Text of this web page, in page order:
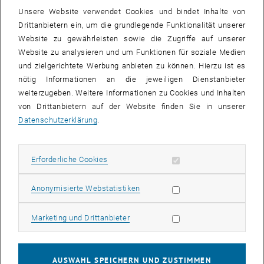
sich um einen der Plätze für das kommende Jahr zu bewerben.
Das Programm basiert zu einem großen Teil auf Selbsterfahrung.
Durch den Einsatz unterschiedlicher Simulationstools erleben die
Studierenden – begleitet von erfahrenen Mentoren – ganz
persönlich den Alltag von Menschen mit Behinderungen und die
sich jeweils stellenden Herausforderungen und Barrieren. Den
zentralen Höhepunkt bildet der von den Studierenden selbst
Austausch mit Experten reflektiert, aufbereitet und präsentiert. Den
Abschluss bildet die feierliche Überreichung der Zertifikate. Die
Kosten für die Teilnahme werden so gering als möglich gehalten,
eine Förderung im Rahmen von Erasmus+ ist möglich.
Konversationssprache ist Englisch.
„Die an der Summer School teilnehmenden Studierenden werden
sich immer daran erinnern, wie es sich angefühlt hat, selbst in der
ihrem zukünftigen Berufsleben mit einem professionell geschärften
Unsere Website verwendet Cookies und bindet Inhalte von
Drittanbietern ein, um die grundlegende Funktionalität unserer
Website zu gewährleisten sowie die Zugriffe auf unserer
Website zu analysieren und um Funktionen für soziale Medien
und zielgerichtete Werbung anbieten zu können. Hierzu ist es
nötig Informationen an die jeweiligen Dienstanbieter
weiterzugeben. Weitere Informationen zu Cookies und Inhalten
von Drittanbietern auf der Website finden Sie in unserer
Datenschutzerklärung.
Erforderliche Cookies Erforderliche Cookies zulassen
Anonymisierte WebstatistikenStatistik Cookies zulassen
Marketing und DrittanbieterMarketing Cookies zulassen
AUSWAHL SPEICHERN UND ZUSTIMMEN